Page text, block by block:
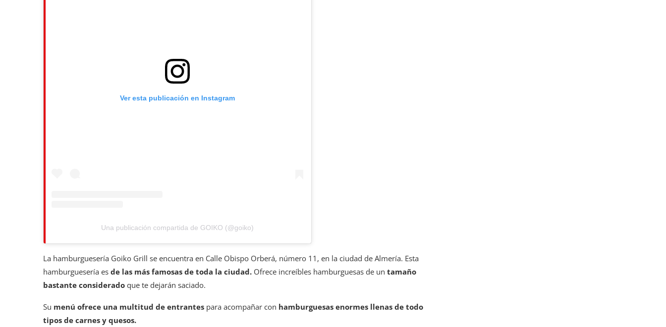
Ver esta publicación en Instagram
Una publicación compartida de GOIKO (@goiko)
La hamburguesería Goiko Grill se encuentra en Calle Obispo Orberá, número 11, en la ciudad de Almería. Esta
hamburguesería es de las más famosas de toda la ciudad. Ofrece increíbles hamburguesas de un tamaño
bastante considerado que te dejarán saciado.
Su menú ofrece una multitud de entrantes para acompañar con hamburguesas enormes llenas de todo
tipos de carnes y quesos.